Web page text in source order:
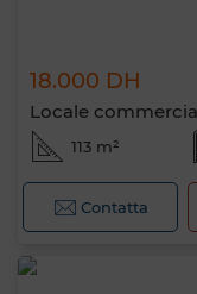
18.000 DH
Locale
113 m²
Contatta